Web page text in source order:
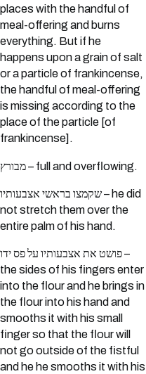
places with the handful of
meal-offering and burns
everything. But if he
happens upon a grain of salt
or a particle of frankincense,
the handful of meal-offering
is missing according to the
place of the particle [of
frankincense].
מבורץ – full and overflowing.
שקמצו בראשי אצבעותיו – he did
not stretch them over the
entire palm of his hand.
פושט את אצבעותיו על פס ידו –
the sides of his fingers enter
into the flour and he brings in
the flour into his hand and
smooths it with his small
finger so that the flour will
not go outside of the fistful
and he he smooths it with his